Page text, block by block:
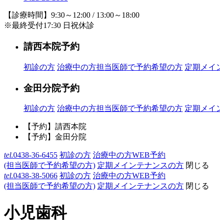
【診療時間】9:30～12:00 / 13:00～18:00
※最終受付17:30 日祝休診
請西本院予約
初診の方 治療中の方担当医師で予約希望の方 定期メイ
金田分院予約
初診の方 治療中の方担当医師で予約希望の方 定期メイ
【予約】請西本院
【予約】金田分院
tel.0438-36-6455 初診の方 治療中の方WEB予約
(担当医師で予約希望の方) 定期メインテナンスの方 閉じる
tel.0438-38-5066 初診の方 治療中の方WEB予約
(担当医師で予約希望の方) 定期メインテナンスの方 閉じる
小児歯科